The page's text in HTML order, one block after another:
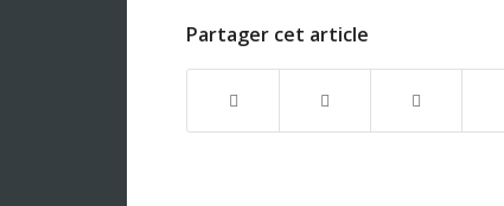
Partager cet article